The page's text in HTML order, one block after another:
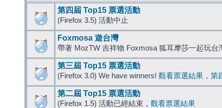
第四屆 Top15 票選活動
(Firefox 3.5) 活動中止
Foxmosa 遊台灣
帶著 MozTW 吉祥物 Foxmosa 狐耳摩莎一起玩台
第三屆 Top15 票選活動
(Firefox 3.0) We have winners! 觀看票選結果 ， 第
第二屆 Top15 票選活動
(Firefox 1.5) 活動已經結束， 觀看票選結果